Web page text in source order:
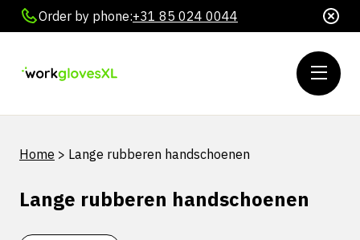
Order by phone:+31 85 024 0044
Home > Lange rubberen handschoenen
Lange rubberen handschoenen